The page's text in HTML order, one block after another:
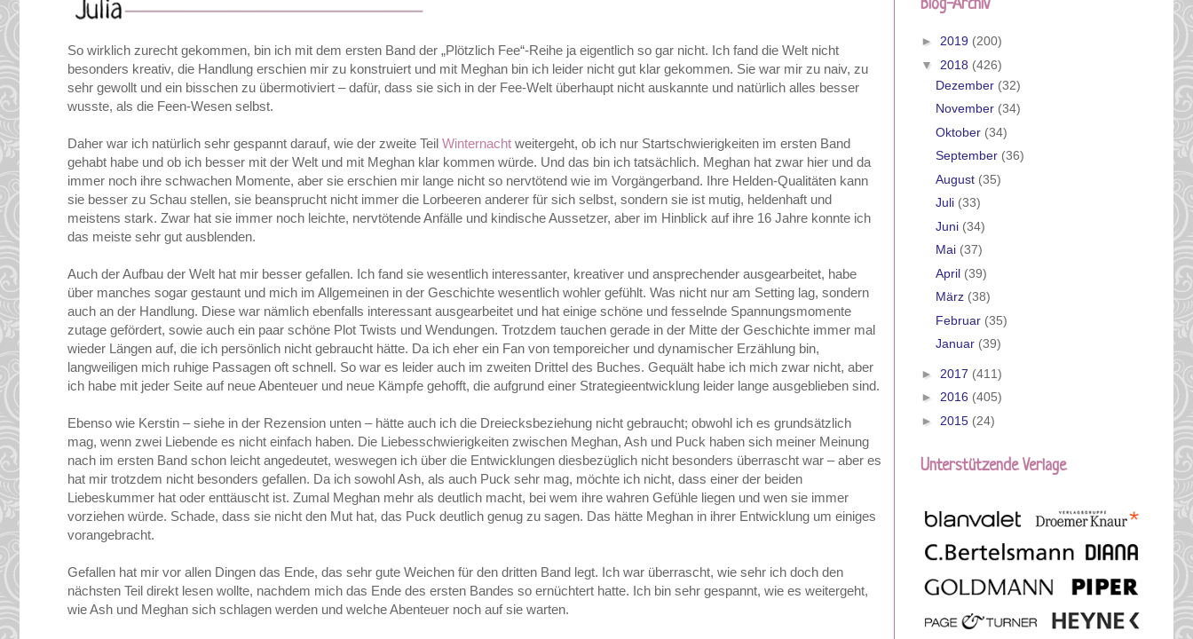
So wirklich zurecht gekommen, bin ich mit dem ersten Band der „Plötzlich Fee“-Reihe ja eigentlich so gar nicht. Ich fand die Welt nicht
besonders kreativ, die Handlung erschien mir zu konstruiert und mit Meghan bin ich leider nicht gut klar gekommen. Sie war mir zu naiv, zu
sehr gewollt und ein bisschen zu übermotiviert – dafür, dass sie sich in der Fee-Welt überhaupt nicht auskannte und natürlich alles besser
wusste, als die Feen-Wesen selbst.
Daher war ich natürlich sehr gespannt darauf, wie der zweite Teil Winternacht weitergeht, ob ich nur Startschwierigkeiten im ersten Band
gehabt habe und ob ich besser mit der Welt und mit Meghan klar kommen würde. Und das bin ich tatsächlich. Meghan hat zwar hier und da
immer noch ihre schwachen Momente, aber sie erschien mir lange nicht so nervtötend wie im Vorgängerband. Ihre Helden-Qualitäten kann
sie besser zu Schau stellen, sie beansprucht nicht immer die Lorbeeren anderer für sich selbst, sondern sie ist mutig, heldenhaft und
meistens stark. Zwar hat sie immer noch leichte, nervtötende Anfälle und kindische Aussetzer, aber im Hinblick auf ihre 16 Jahre konnte ich
das meiste sehr gut ausblenden.
Auch der Aufbau der Welt hat mir besser gefallen. Ich fand sie wesentlich interessanter, kreativer und ansprechender ausgearbeitet, habe
über manches sogar gestaunt und mich im Allgemeinen in der Geschichte wesentlich wohler gefühlt. Was nicht nur am Setting lag, sondern
auch an der Handlung. Diese war nämlich ebenfalls interessant ausgearbeitet und hat einige schöne und fesselnde Spannungsmomente
zutage gefördert, sowie auch ein paar schöne Plot Twists und Wendungen. Trotzdem tauchen gerade in der Mitte der Geschichte immer mal
wieder Längen auf, die ich persönlich nicht gebraucht hätte. Da ich eher ein Fan von temporeicher und dynamischer Erzählung bin,
langweiligen mich ruhige Passagen oft schnell. So war es leider auch im zweiten Drittel des Buches. Gequält habe ich mich zwar nicht, aber
ich habe mit jeder Seite auf neue Abenteuer und neue Kämpfe gehofft, die aufgrund einer Strategieentwicklung leider lange ausgeblieben sind.
Ebenso wie Kerstin – siehe in der Rezension unten – hätte auch ich die Dreiecksbeziehung nicht gebraucht; obwohl ich es grundsätzlich
mag, wenn zwei Liebende es nicht einfach haben. Die Liebesschwierigkeiten zwischen Meghan, Ash und Puck haben sich meiner Meinung
nach im ersten Band schon leicht angedeutet, weswegen ich über die Entwicklungen diesbezüglich nicht besonders überrascht war – aber es
hat mir trotzdem nicht besonders gefallen. Da ich sowohl Ash, als auch Puck sehr mag, möchte ich nicht, dass einer der beiden
Liebeskummer hat oder enttäuscht ist. Zumal Meghan mehr als deutlich macht, bei wem ihre wahren Gefühle liegen und wen sie immer
vorziehen würde. Schade, dass sie nicht den Mut hat, das Puck deutlich genug zu sagen. Das hätte Meghan in ihrer Entwicklung um einiges
vorangebracht.
Gefallen hat mir vor allen Dingen das Ende, das sehr gute Weichen für den dritten Band legt. Ich war überrascht, wie sehr ich doch den
nächsten Teil direkt lesen wollte, nachdem mich das Ende des ersten Bandes so ernüchtert hatte. Ich bin sehr gespannt, wie es weitergeht,
wie Ash und Meghan sich schlagen werden und welche Abenteuer noch auf sie warten.
Blog-Archiv
► 2019 (200)
▼ 2018 (426)
Dezember (32)
November (34)
Oktober (34)
September (36)
August (35)
Juli (33)
Juni (34)
Mai (37)
April (39)
März (38)
Februar (35)
Januar (39)
► 2017 (411)
► 2016 (405)
► 2015 (24)
Unterstützende Verlage